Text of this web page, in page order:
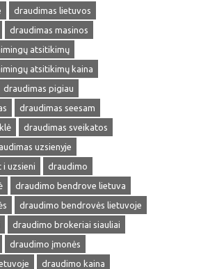
draudimas lietuvos
draudimas masinos
atsitikimų
atsitikimų kaina
draudimas pigiau
draudimas seesam
draudimas sveikatos
uzsienyje
uzsieni
draudimo
draudimo bendrove lietuva
draudimo bendrovės lietuvoje
draudimo brokeriai siauliai
draudimo įmonės
draudimo kaina